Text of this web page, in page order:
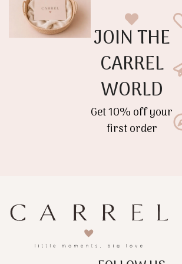
JOIN THE
CARREL
WORLD
Get 10% off your
first order